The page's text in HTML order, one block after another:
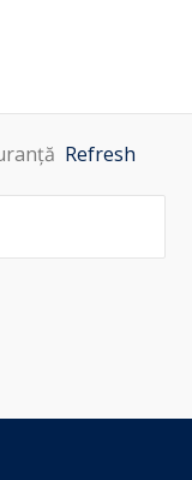
Refresh